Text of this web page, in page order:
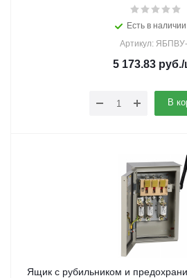
Есть в
Артикул:
5 173.83 руб./
В
Ящик с рубильником и